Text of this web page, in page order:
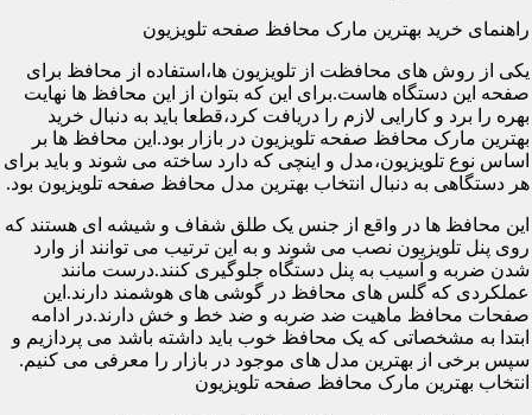
راهنمای خرید بهترین مارک محافظ صفحه تلویزیون
یکی از روش های محافظت از تلویزیون ها،استفاده از محافظ برای
صفحه این دستگاه هاست.برای این که بتوان از این محافظ ها نهایت
بهره را برد و کارایی لازم را دریافت کرد،قطعا باید به دنبال خرید
بهترین مارک محافظ صفحه تلویزیون در بازار بود.این محافظ ها بر
اساس نوع تلویزیون،مدل و اینچی که دارد ساخته می شوند و باید برای
هر دستگاهی به دنبال انتخاب بهترین مدل محافظ صفحه تلویزیون بود.
این محافظ ها در واقع از جنس یک طلق شفاف و شیشه ای هستند که
روی پنل تلویزیون نصب می شوند و به این ترتیب می توانند از وارد
شدن ضربه و آسیب به پنل دستگاه جلوگیری کنند.درست مانند
عملکردی که گلس های محافظ در گوشی های هوشمند دارند.این
صفحات محافظ ماهیت ضد ضربه و ضد خط و خش دارند.در ادامه
ابتدا به مشخصاتی که یک محافظ خوب باید داشته باشد می پردازیم و
سپس برخی از بهترین مدل های موجود در بازار را معرفی می کنیم.
انتخاب بهترین مارک محافظ صفحه تلویزیون